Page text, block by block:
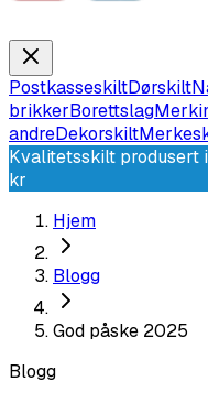
PostkasseskiltDørskilt
brikkerBorettslag
andreDekorskilt
Kvalitetsskilt
kr
Hjem
Blogg
God påske 2025
Blogg